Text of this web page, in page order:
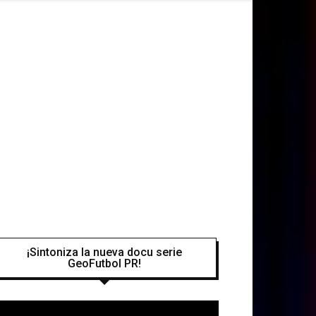
¡Sintoniza la nueva docu serie
GeoFutbol PR!